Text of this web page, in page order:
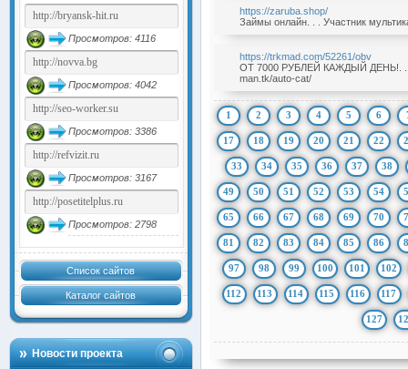
Просмотров: 4116
Просмотров: 4042
Просмотров: 3386
Просмотров: 3167
Просмотров: 2798
Список сайтов
Каталог сайтов
Новости проекта
https://zaruba.shop/
Займы онлайн. . . Участник
https://trkmad.com/52261/obv
ОТ 7000 РУБЛЕЙ КАЖДЫЙ ДЕНЬ!. . .
man.tk/auto-cat/
1 2 3 4 5 6
17 18 19 20 21 22
33 34 35 36 37 38
49 50 51 52 53 54
65 66 67 68 69 70
81 82 83 84 85 86
97 98 99 100 101 102
112 113 114 115 116 117
127